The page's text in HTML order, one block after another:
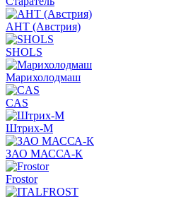
АНТ (Австрия)
SHOLS
Марихолодмаш
CAS
Штрих-М
ЗАО МАССА-К
Frostor